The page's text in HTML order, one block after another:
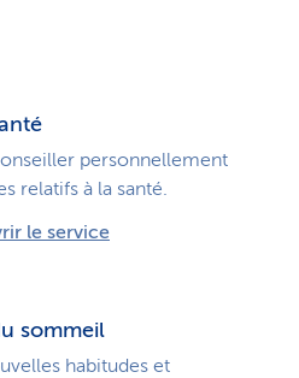
personnellement
relatifs à la santé.
le service
sommeil
habitudes et